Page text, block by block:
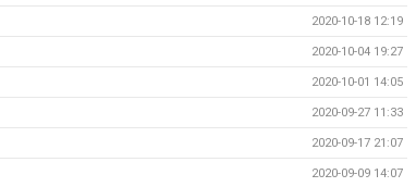
2020-10-18 12:19
2020-10-04 19:27
2020-10-01 14:05
2020-09-27 11:33
2020-09-17 21:07
2020-09-09 14:07